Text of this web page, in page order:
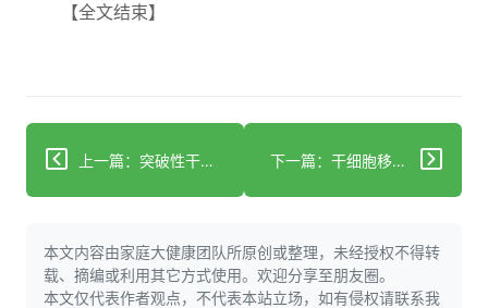
【全文结束】
上一篇：突破性干细胞平台有望揭示人类早期发育奥秘 下一篇：干细胞移植后肠道保护：微生物组疗法潜力的新证据
本文内容由家庭大健康团队所原创或整理，未经授权不得转
载、摘编或利用其它方式使用。欢迎分享至朋友圈。
本文仅代表作者观点，不代表本站立场，如有侵权请联系我